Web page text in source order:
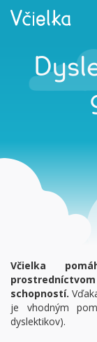
Včielka
schopností.
je vhodným
dyslektikov).